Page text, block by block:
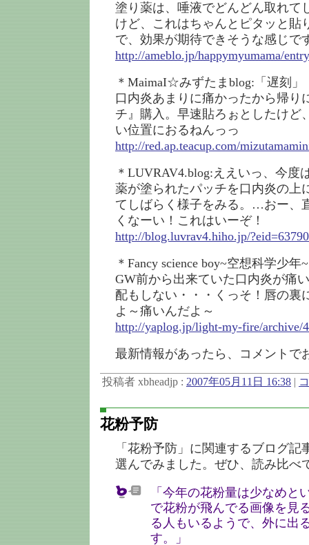
塗り薬は、唾液でどんどん取れて
けど、これはちゃんとピタッと貼
で、効果が期待できそうな感じで
http://ameblo.jp/happymyumama/
＊MaimaI☆みずたまblog:「遅刻」
口内炎あまりに痛かったから帰り
チ』購入。早速貼ろぉとしたけど
い位置におるねんっっ
http://red.ap.teacup.com/
＊LUVRAV4.blog:ええいっ、今度
薬が塗られたパッチを口内炎の上
てしばらく様子をみる。…おー、
くなーい！これはいーぞ！
http://blog.luvrav4.hiho.jp/
＊Fancy science boy~空想科学少年
GW前から出来ていた口内炎が痛
配もしない・・・くっそ！唇の裏
よ～痛いんだよ～
http://yaplog.jp/light-my-fire/archive/
最新情報があったら、コメントで
投稿者 xbheadjp : 2007年05月11日 16:38 |
花粉予防
「花粉予防」に関連するブログ
選んでみました。ぜひ、読み比べ
「今年の花粉量は少なめと
で花粉が飛んでる画像を見
る人もいるようで、外に出
す。」